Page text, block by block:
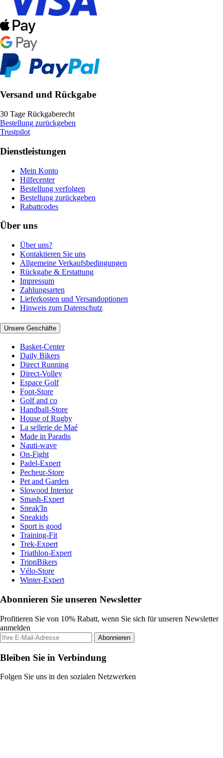
Versand und Rückgabe
30 Tage Rückgaberecht
Bestellung zurückgeben
Trustpilot
Dienstleistungen
Mein Konto
Hilfecenter
Bestellung verfolgen
Bestellung zurückgeben
Rabattcodes
Über uns
Über uns?
Kontaktieren Sie uns
Allgemeine Verkaufsbedingungen
Rückgabe & Erstattung
Impressum
Zahlungsarten
Lieferkosten und Versandoptionen
Hinweis zum Datenschutz
Unsere Geschäfte
Basket-Center
Daily Bikers
Direct Running
Direct-Volley
Espace Golf
Foot-Store
Golf and co
Handball-Store
House of Rugby
La sellerie de Maé
Made in Paradis
Nauti-wave
On-Fight
Padel-Expert
Pecheur-Store
Pet and Garden
Slowood Interior
Smash-Expert
Sneak'In
Sneakids
Sport is good
Training-Fit
Trek-Expert
Triathlon-Expert
TripnBikers
Vélo-Store
Winter-Expert
Abonnieren Sie unseren Newsletter
Profitieren Sie von 10% Rabatt, wenn Sie sich für unseren Newsletter
anmelden
Abonnieren
Bleiben Sie in Verbindung
Folgen Sie uns in den sozialen Netzwerken